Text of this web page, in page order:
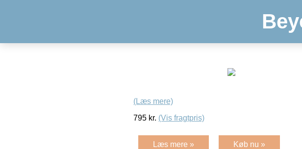
(Læs mere)
795 kr. (Vis fragtpris)
Læs mere » Køb nu »